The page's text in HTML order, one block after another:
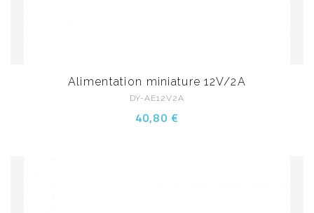
Alimentation miniature 12V/2A
DY-AE12V2A
40,80 €